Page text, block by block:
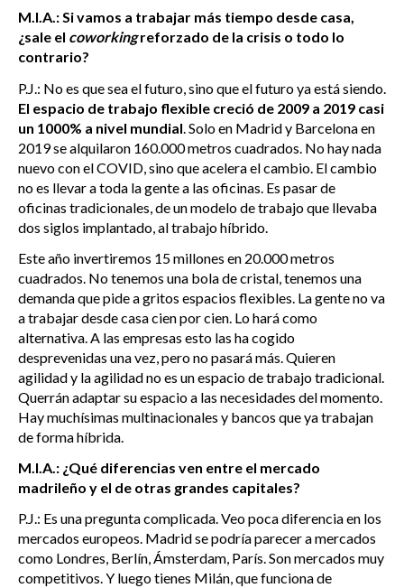
M.I.A.: Si vamos a trabajar más tiempo desde casa,
¿sale el coworkingreforzado de la crisis o todo lo
contrario?
P.J.: No es que sea el futuro, sino que el futuro ya está siendo.
El espacio de trabajo flexible creció de 2009 a 2019 casi
un 1000% a nivel mundial . Solo en Madrid y Barcelona en
2019 se alquilaron 160.000 metros cuadrados. No hay nada
nuevo con el COVID, sino que acelera el cambio. El cambio
no es llevar a toda la gente a las oficinas. Es pasar de
oficinas tradicionales, de un modelo de trabajo que llevaba
dos siglos implantado, al trabajo híbrido.
Este año invertiremos 15 millones en 20.000 metros
cuadrados. No tenemos una bola de cristal, tenemos una
demanda que pide a gritos espacios flexibles. La gente no va
a trabajar desde casa cien por cien. Lo hará como
alternativa. A las empresas esto las ha cogido
desprevenidas una vez, pero no pasará más. Quieren
agilidad y la agilidad no es un espacio de trabajo tradicional.
Querrán adaptar su espacio a las necesidades del momento.
Hay muchísimas multinacionales y bancos que ya trabajan
de forma híbrida.
M.I.A.: ¿Qué diferencias ven entre el mercado
madrileño y el de otras grandes capitales?
P.J.: Es una pregunta complicada. Veo poca diferencia en los
mercados europeos. Madrid se podría parecer a mercados
como Londres, Berlín, Ámsterdam, París. Son mercados muy
competitivos. Y luego tienes Milán, que funciona de